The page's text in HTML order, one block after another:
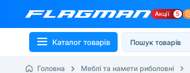
Акції 5
Каталог товарів
Головна Меблі та намети риболовні